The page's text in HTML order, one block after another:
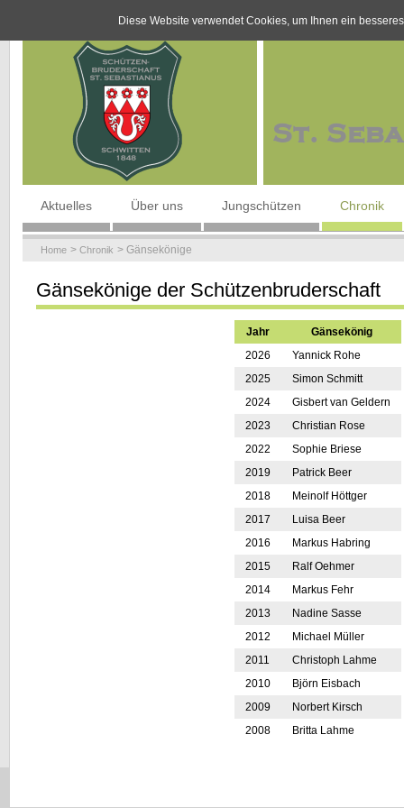
Navigation
Aktuelles Über uns Jungschützen Chronik
Home Chronik Gänsekönige
Gänsekönige der Schützenbruderschaft
Jahr
Gänsekönig
2026
Yannick Rohe
2025
Simon Schmitt
2024
Gisbert van Geldern
2023
Christian Rose
2022
Sophie Briese
2019
Patrick Beer
2018
Meinolf Höttger
2017
Luisa Beer
2016
Markus Habring
2015
Ralf Oehmer
2014
Markus Fehr
2013
Nadine Sasse
2012
Michael Müller
2011
Christoph Lahme
2010
Björn Eisbach
2009
Norbert Kirsch
2008
Britta Lahme
Diese Website verwendet Cookies, um Ihnen ein